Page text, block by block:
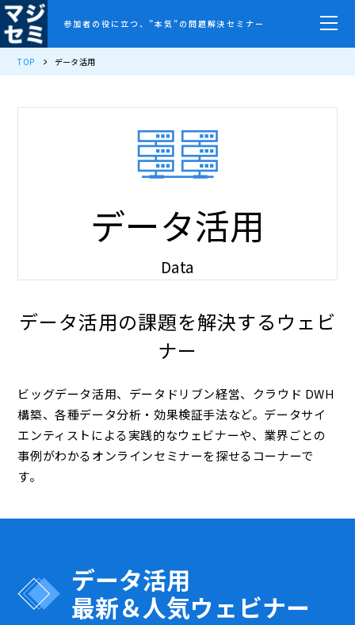
参加者の役に立つ、”本気”の問題解決セミナー
TOP データ活用
データ活用
Data
データ活用の課題を解決するウェビ
ナー
ビッグデータ活用、データドリブン経営、クラウド DWH
構築、各種データ分析・効果検証手法など。データサイ
エンティストによる実践的なウェビナーや、業界ごとの
事例がわかるオンラインセミナーを探せるコーナーで
す。
データ活用
最新＆人気ウェビナー